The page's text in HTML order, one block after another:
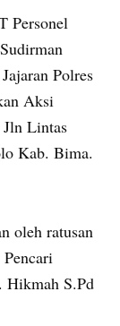
Personel
Polres
Aksi
Lintas
Kab. Bima.
oleh ratusan
Hikmah S.Pd